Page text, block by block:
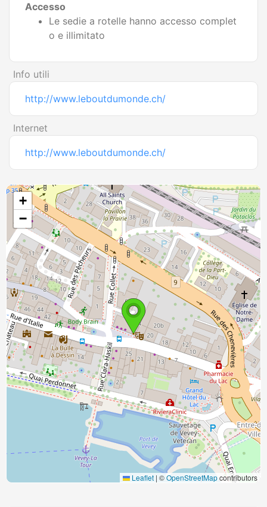
Accesso
Le sedie a rotelle hanno accesso complet
o e illimitato
Info utili
http://www.leboutdumonde.ch/
Internet
http://www.leboutdumonde.ch/
+
−
Leaflet | ©OpenStreetMapcontributors